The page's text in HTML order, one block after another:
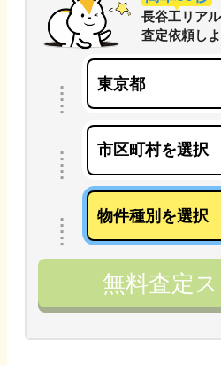
長谷工リア
査定依頼しよ
無料査定